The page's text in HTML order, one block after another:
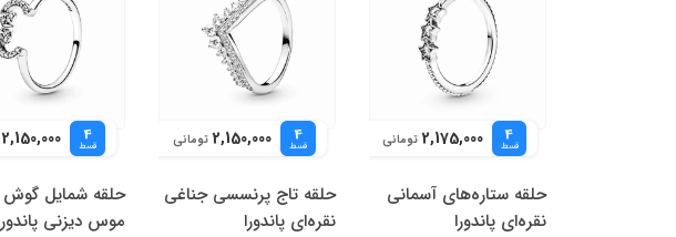
4
قسط 2,175,000 تومانی
حلقه ستاره‌های آسمانی
نقره‌ای پاندورا
4
قسط 2,150,000 تومانی
حلقه تاج پرنسسی جناغی
نقره‌ای پاندورا
4
قسط 2,150,000
حلقه شمایل گوش
موس دیزنی